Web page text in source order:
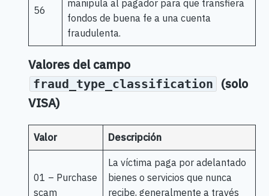
56
manipula al pagador para que transfiera
fondos de buena fe a una cuenta
fraudulenta.
Valores del campo
fraud_type_classification
(solo
VISA)
Valor Descripción
01 – Purchase
scam
La víctima paga por adelantado
bienes o servicios que nunca
recibe, generalmente a través